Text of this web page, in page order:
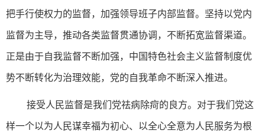
把手行使权力的监督，加强领导班子内部监督。坚持以党内
监督为主导，推动各类监督贯通协调，不断拓宽监督渠道。
正是由于自我监督不断加强，中国特色社会主义监督制度优
势不断转化为治理效能，党的自我革命不断深入推进。
接受人民监督是我们党祛病除疴的良方。对于我们党这
样一个以为人民谋幸福为初心、以全心全意为人民服务为根